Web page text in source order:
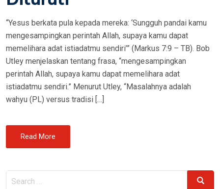
E
“Yesus berkata pula kepada mereka: ‘Sungguh pandai kamu
mengesampingkan perintah Allah, supaya kamu dapat
memelihara adat istiadatmu sendiri’” (Markus 7:9 – TB). Bob
Utley menjelaskan tentang frasa, “mengesampingkan
perintah Allah, supaya kamu dapat memelihara adat
istiadatmu sendiri.” Menurut Utley, “Masalahnya adalah
wahyu (PL) versus tradisi […]
Read More
Search
Search